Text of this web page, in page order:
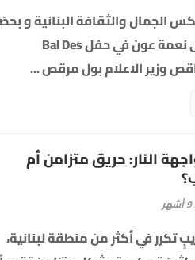
والثقافة البنانية و
السيدة الاولى نعمة عون في حفل Bal Des
...
النار: حريق متزامن أم
في أكثر من منطقة لبنانية،